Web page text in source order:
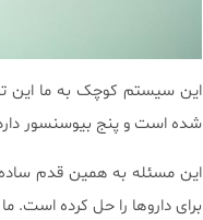
این سیستم کوچک به ما این
شده است و پنج بیوسنسور دارد
این مسئله به همین قدم
برای داروها را حل کرده است.